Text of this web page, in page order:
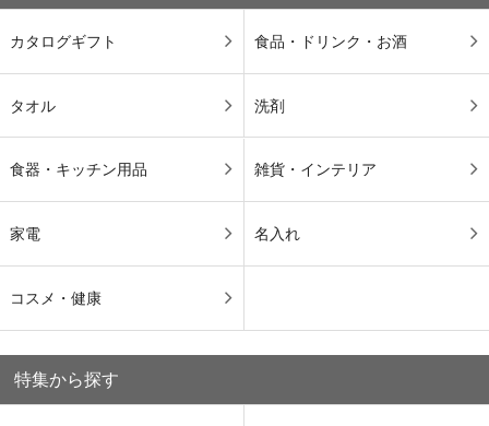
カタログギフト 食品・ドリンク・お酒
タオル 洗剤
食器・キッチン用品 雑貨・インテリア
家電 名入れ
コスメ・健康
特集から探す